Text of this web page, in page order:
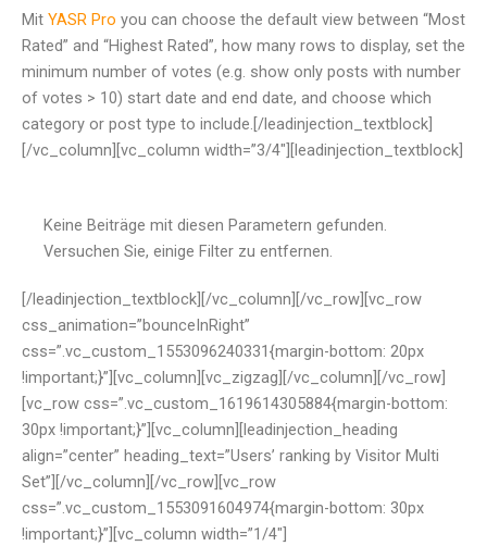
Mit YASR Pro you can choose the default view between “Most
Rated” and “Highest Rated”, how many rows to display, set the
minimum number of votes (e.g. show only posts with number
of votes > 10) start date and end date, and choose which
category or post type to include.[/leadinjection_textblock]
[/vc_column][vc_column width=”3/4″][leadinjection_textblock]
Keine Beiträge mit diesen Parametern gefunden.
Versuchen Sie, einige Filter zu entfernen.
[/leadinjection_textblock][/vc_column][/vc_row][vc_row
css_animation=”bounceInRight”
css=”.vc_custom_1553096240331{margin-bottom: 20px
!important;}”][vc_column][vc_zigzag][/vc_column][/vc_row]
[vc_row css=”.vc_custom_1619614305884{margin-bottom:
30px !important;}”][vc_column][leadinjection_heading
align=”center” heading_text=”Users’ ranking by Visitor Multi
Set”][/vc_column][/vc_row][vc_row
css=”.vc_custom_1553091604974{margin-bottom: 30px
!important;}”][vc_column width=”1/4″]